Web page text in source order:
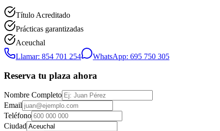
Título Acreditado
Prácticas garantizadas
Aceuchal
Llamar: 854 701 254
WhatsApp: 695 750 305
Reserva tu plaza ahora
Nombre Completo
Email
Teléfono
Ciudad